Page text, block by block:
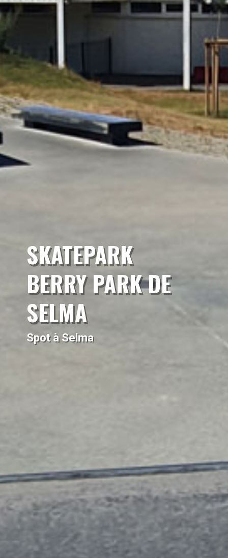
SKATEPARK
BERRY PARK DE
SELMA
Spot à Selma